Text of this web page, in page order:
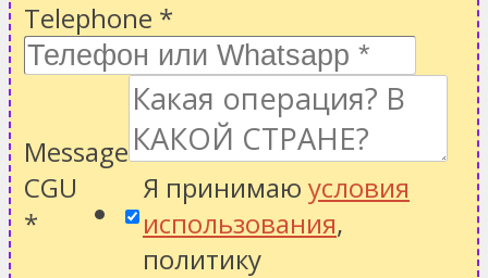
Telephone *
Message
CGU
*
Я принимаю условия
использования,
политику